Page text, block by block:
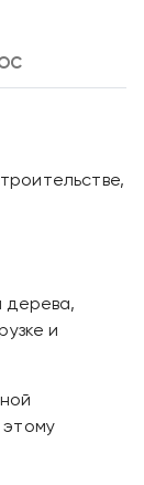
дерева,
и
этому